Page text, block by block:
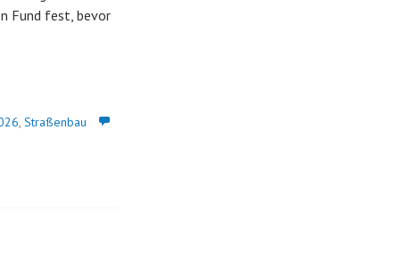
Fund fest, bevor
, Straßenbau